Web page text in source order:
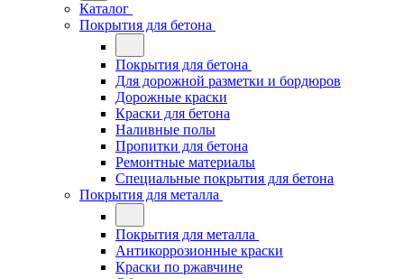
Каталог
Покрытия для бетона
Покрытия для бетона
Для дорожной разметки и бордюров
Дорожные краски
Краски для бетона
Наливные полы
Пропитки для бетона
Ремонтные материалы
Специальные покрытия для бетона
Покрытия для металла
Покрытия для металла
Антикоррозионные краски
Краски по ржавчине